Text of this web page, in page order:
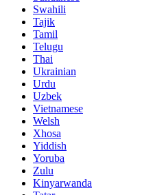
Swahili
Tajik
Tamil
Telugu
Thai
Ukrainian
Urdu
Uzbek
Vietnamese
Welsh
Xhosa
Yiddish
Yoruba
Zulu
Kinyarwanda